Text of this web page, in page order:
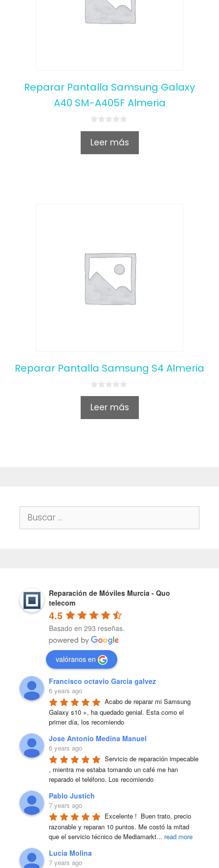
Reparar Pantalla Samsung Galaxy
A40 SM-A405F Almeria
0
u
Leer más
Reparar Pantalla Samsung S4 Almeria
0
u
Leer más
Buscar:
Reparación de Móviles Murcia - Quo
telecom
4.5
Basado en 293 reseñas.
valóranos en
Francisco octavio Garcia galvez
6 years ago
Acabo de reparar mi Samsung
Galaxy s10 +, ha quedado genial. Esta como el
primer día, los recomiendo
Jose Antonio Medina Manuel
6 years ago
Servicio de reparación impecable
, mientra me estaba tomando un café me han
reparado el teléfono. Los recomiendo
Pablo Justich
7 years ago
Excelente !  Buen trato, precio
razonable y reparan 10 puntos. Me costó la mitad
que el servicio técnico de Mediamarkt... read more
Lucia Molina
7 years ago